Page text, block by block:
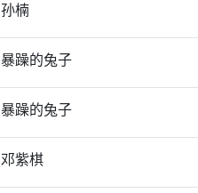
孙楠
暴躁的兔子
暴躁的兔子
邓紫棋